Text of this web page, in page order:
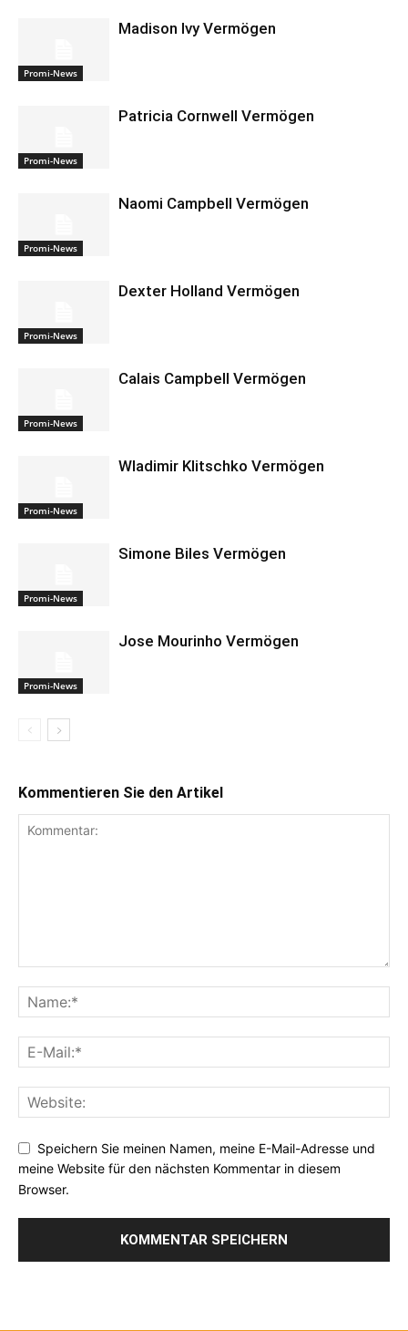
Promi-News
Madison Ivy Vermögen
Promi-News
Patricia Cornwell Vermögen
Promi-News
Naomi Campbell Vermögen
Promi-News
Dexter Holland Vermögen
Promi-News
Calais Campbell Vermögen
Promi-News
Wladimir Klitschko Vermögen
Promi-News
Simone Biles Vermögen
Promi-News
Jose Mourinho Vermögen
Kommentieren Sie den Artikel
Speichern Sie meinen Namen, meine E-Mail-Adresse und
meine Website für den nächsten Kommentar in diesem
Browser.